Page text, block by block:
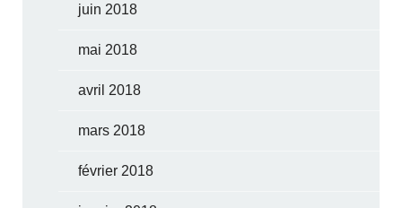
juin 2018
mai 2018
avril 2018
mars 2018
février 2018